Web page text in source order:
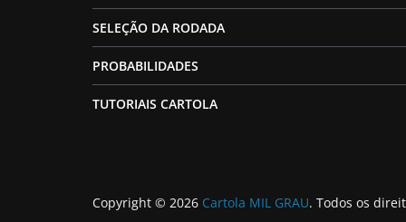
SELEÇÃO DA RODADA
PROBABILIDADES
TUTORIAIS CARTOLA
Copyright © 2026 Cartola MIL GRAU. Todos os